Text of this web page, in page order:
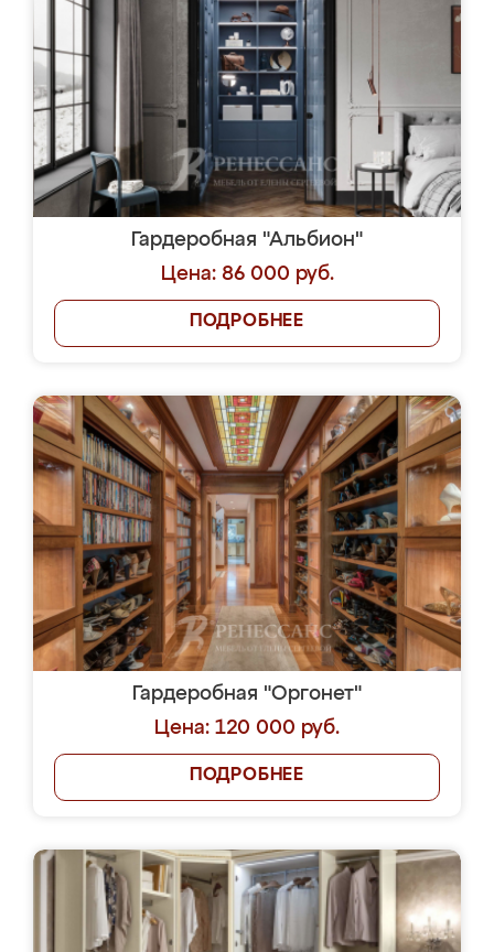
Гардеробная "Альбион"
Цена: 86 000 руб.
ПОДРОБНЕЕ
Гардеробная "Оргонет"
Цена: 120 000 руб.
ПОДРОБНЕЕ